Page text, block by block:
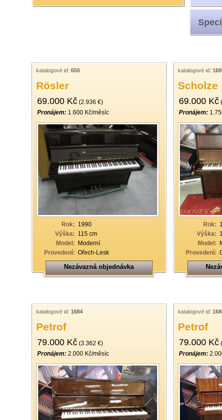
7
11
12
13
14
15
16
17
18
23
24
27
28
29
30
31
32
33
katalogové id: 650
Rösler
69.000 Kč (2.936 €)
Pronájem: 1.600 Kč/měsíc
Rok: 1990
Výška: 115 cm
Model: Moderní
Provedení: Ořech-Lesk
Nezávazná objednávka
katalogové id:
Scholze
69.000 Kč
Pronájem:
Rok:
Výška:
Model:
Provedení:
katalogové id: 1684
Petrof
79.000 Kč (3.362 €)
Pronájem: 2.000 Kč/měsíc
katalogové id:
Petrof
79.000 Kč
Pronájem: